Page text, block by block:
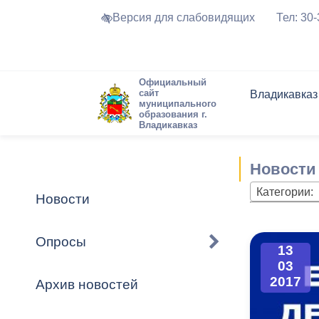
Версия для слабовидящих Тел:
Официальный
сайт
муниципального
образования г.
Владикавказ
Владикавказ
Устав города
Города-
городского
Торги и
Формы
Обратная
Комиссии
График
Новостная
Актуально
Новости
Опросы
Архив новостей
Новости
Категории:
13
03
2017